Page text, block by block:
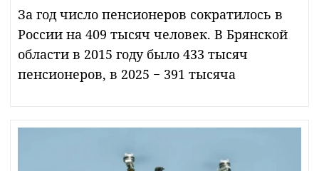
За год число пенсионеров сократилось в
России на 409 тысяч человек. В Брянской
области в 2015 году было 433 тысяч
пенсионеров, в 2025 − 391 тысяча